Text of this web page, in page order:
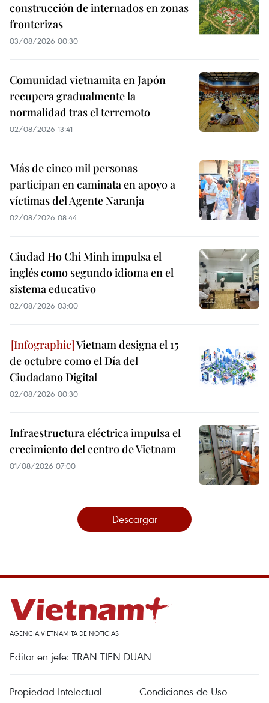
construcción de internados en zonas
fronterizas
03/08/2026 00:30
Comunidad vietnamita en Japón
recupera gradualmente la
normalidad tras el terremoto
02/08/2026 13:41
Más de cinco mil personas
participan en caminata en apoyo a
víctimas del Agente Naranja
02/08/2026 08:44
Ciudad Ho Chi Minh impulsa el
inglés como segundo idioma en el
sistema educativo
02/08/2026 03:00
Vietnam designa el 15
de octubre como el Día del
Ciudadano Digital
02/08/2026 00:30
Infraestructura eléctrica impulsa el
crecimiento del centro de Vietnam
01/08/2026 07:00
Descargar
AGENCIA VIETNAMITA DE NOTICIAS
Editor en jefe: TRAN TIEN DUAN
Propiedad Intelectual Condiciones de Uso